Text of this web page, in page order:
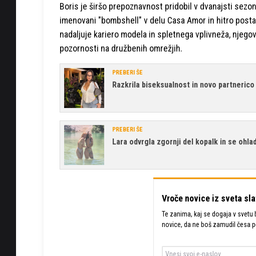
Boris je širšo prepoznavnost pridobil v dvanajsti
imenovani "bombshell" v delu Casa Amor in hitro
nadaljuje kariero modela in spletnega vplivneža,
pozornosti na družbenih omrežjih.
PREBERI ŠE
Razkrila biseksualnost in novo partnerico
PREBERI ŠE
Lara odvrgla zgornji del kopalk in se
Vroče novice iz sveta
Te zanima, kaj se dogaja v svetu
novice, da ne boš zamudil česa